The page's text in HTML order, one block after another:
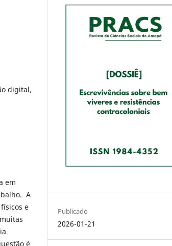
digital,
em
A
e
é
Publicado
2026-01-21